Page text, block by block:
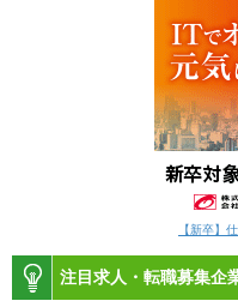
【新卒】
注目求人・転職募集企